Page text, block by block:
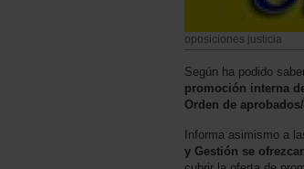
oposiciones justicia
Según ha podido
promoción interna
Orden de
Informa asimismo a
y Gestión se